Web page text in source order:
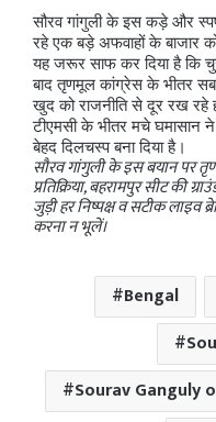
सौरव गांगुली के इस कड़े और
रहे एक बड़े अफवाहों के बाजार
यह जरूर साफ कर दिया है कि
बाद तृणमूल कांग्रेस के भीतर
खुद को राजनीति से दूर रख रहे
टीएमसी के भीतर मचे घमासान
बेहद दिलचस्प बना दिया है।
सौरव गांगुली के इस बयान पर
प्रतिक्रिया, बहरामपुर सीट की
जुड़ी हर निष्पक्ष व सटीक लाइव
करना न भूलें।
Bengal
Sourav Ganguly